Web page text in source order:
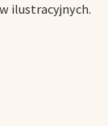
ilustracyjnych.